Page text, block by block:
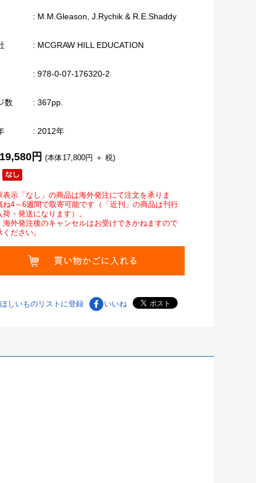
: M.M.Gleason, J.Rychik & R.E.Shaddy
: MCGRAW HILL EDUCATION
: 978-0-07-176320-2
数 : 367pp.
: 2012年
19,580円 (本体17,800円 ＋ 税)
示「なし」の商品は海外発注にて注文を承りま
ね4～6週間で取寄可能です（「近刊」の商品は刊行
荷・発送になります）。
海外発注後のキャンセルはお受けできかねますので
ください。
ほしいものリストに登録 いいね